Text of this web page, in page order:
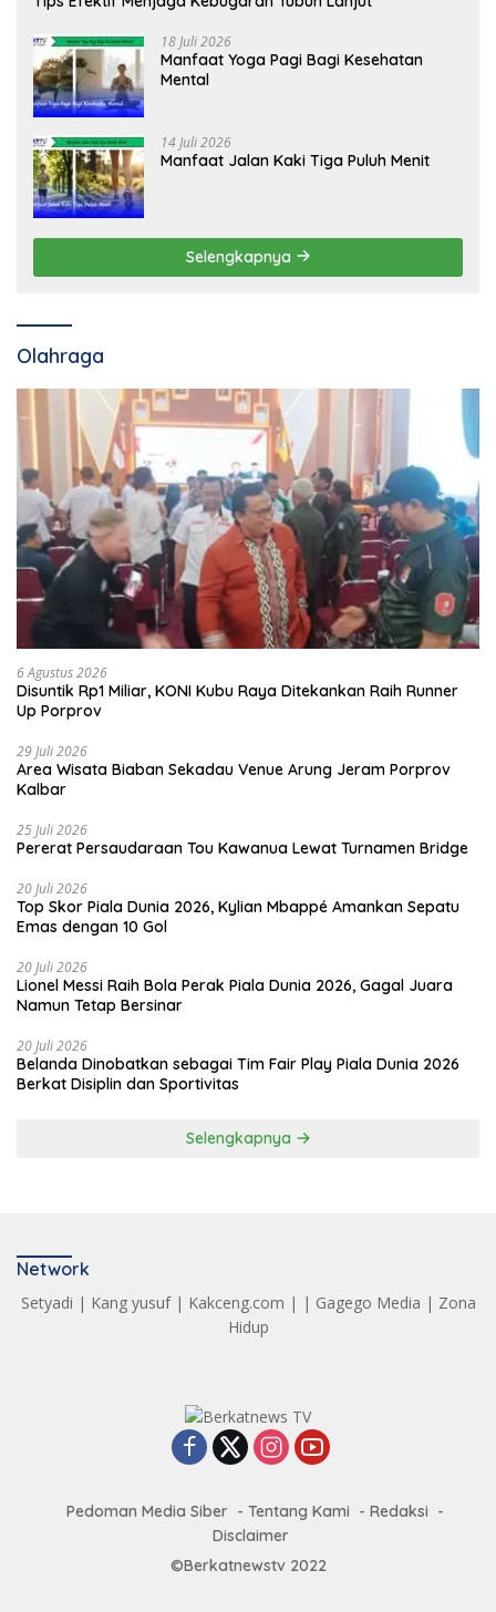
18 Juli 2026
Manfaat Yoga Pagi Bagi Kesehatan
Mental
14 Juli 2026
Manfaat Jalan Kaki Tiga Puluh Menit
Selengkapnya
Olahraga
6 Agustus 2026
Disuntik Rp1 Miliar, KONI Kubu Raya Ditekankan Raih Runner
Up Porprov
29 Juli 2026
Area Wisata Biaban Sekadau Venue Arung Jeram Porprov
Kalbar
25 Juli 2026
Pererat Persaudaraan Tou Kawanua Lewat Turnamen Bridge
20 Juli 2026
Top Skor Piala Dunia 2026, Kylian Mbappé Amankan Sepatu
Emas dengan 10 Gol
20 Juli 2026
Lionel Messi Raih Bola Perak Piala Dunia 2026, Gagal Juara
Namun Tetap Bersinar
20 Juli 2026
Belanda Dinobatkan sebagai Tim Fair Play Piala Dunia 2026
Berkat Disiplin dan Sportivitas
Selengkapnya
Network
Setyadi | Kang yusuf| Kakceng.com | | Gagego Media | Zona
Hidup
Pedoman Media Siber Tentang Kami
Redaksi
Disclaimer
©Berkatnewstv 2022